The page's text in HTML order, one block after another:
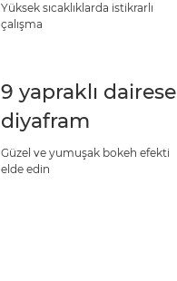
Yüksek sıcaklıklarda istikrarlı
çalışma
9 yapraklı dairesel
diyafram
Güzel ve yumuşak bokeh efekti
elde edin